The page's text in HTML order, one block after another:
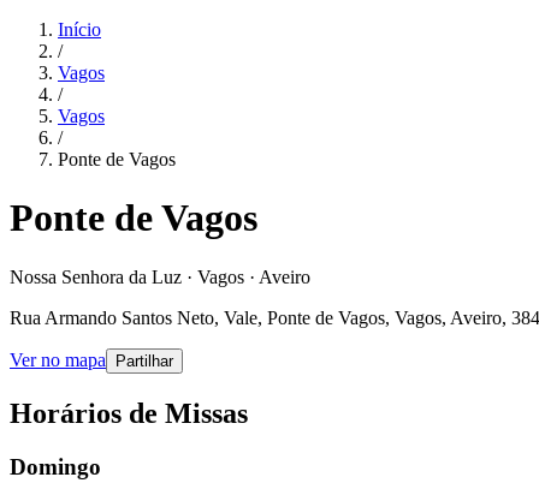
Início
/
Vagos
/
Vagos
/
Ponte de Vagos
Ponte de Vagos
Nossa Senhora da Luz · Vagos · Aveiro
Rua Armando Santos Neto, Vale, Ponte de Vagos, Vagos, Aveiro,
Ver no mapa Partilhar
Horários de Missas
Domingo